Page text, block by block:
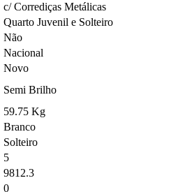
c/ Corrediças Metálicas
Quarto Juvenil e Solteiro
Não
Nacional
Novo
Semi Brilho
59.75 Kg
Branco
Solteiro
5
9812.3
0